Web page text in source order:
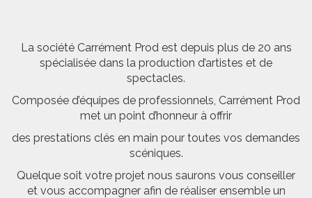
La société Carrément Prod est depuis plus de 20 ans
spécialisée dans la production d’artistes et de
spectacles.
Composée d’équipes de professionnels, Carrément Prod
met un point d’honneur à offrir
des prestations clés en main pour toutes vos demandes
scéniques.
Quelque soit votre projet nous saurons vous conseiller
et vous accompagner afin de réaliser ensemble un